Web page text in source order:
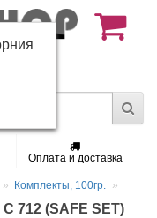
Оплата и доставка
Комплекты, 100гр.
712 (SAFE SET)